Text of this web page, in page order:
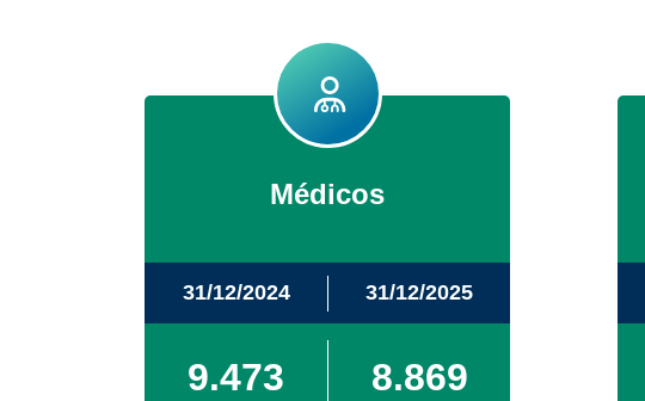
Médicos
31/12/2024 31/12/2025
9.473 8.869